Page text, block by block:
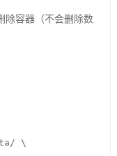
除容器（不会删除数
\